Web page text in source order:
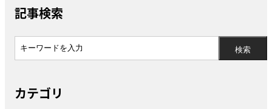
記事検索
カテゴリ